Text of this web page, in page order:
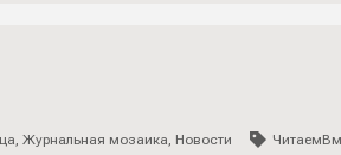
, Журнальная мозаика, Новости